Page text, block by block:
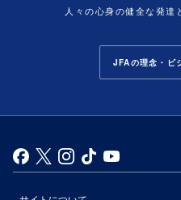
人々の心身の健全な発達
JFAの理念・ビ